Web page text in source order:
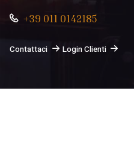
+39 011 0142185
Contattaci Login Clienti